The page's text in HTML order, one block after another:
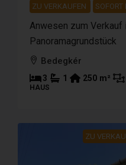
ZU VERKAUFEN SOFORT
Anwesen zum Verkauf
Panoramagrundstück
Bedegkér
3 1 250 m²
HAUS
ZU